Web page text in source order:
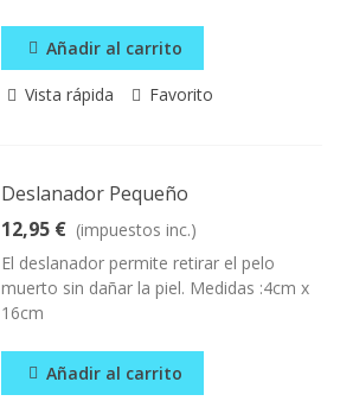
Añadir al carrito
Vista rápida Favorito
Deslanador Pequeño
12,95 € (impuestos inc.)
El deslanador permite retirar el pelo
muerto sin dañar la piel. Medidas :4cm x
16cm
Añadir al carrito